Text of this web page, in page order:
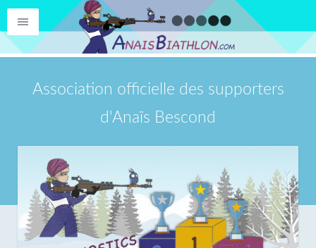
Association officielle des supporters
d'Anaïs Bescond